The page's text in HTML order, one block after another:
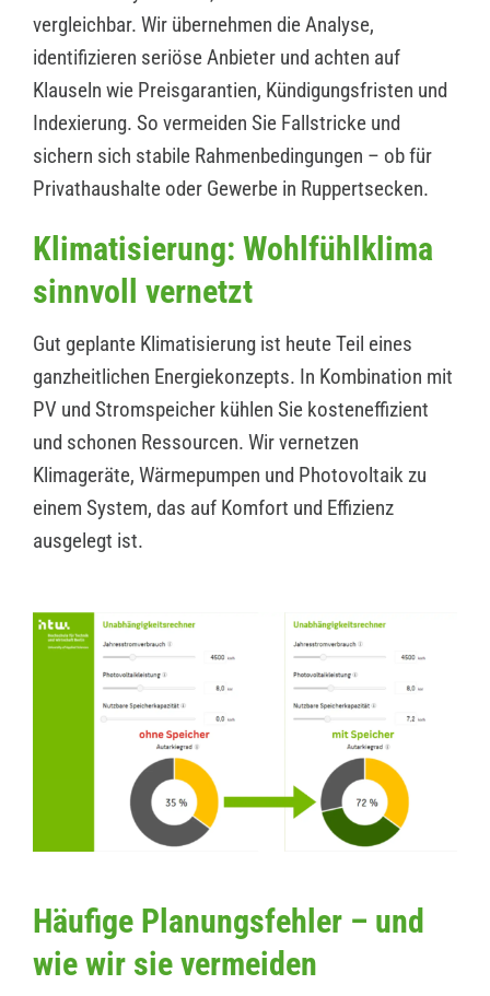
vergleichbar. Wir übernehmen die Analyse,
identifizieren seriöse Anbieter und achten auf
Klauseln wie Preisgarantien, Kündigungsfristen und
Indexierung. So vermeiden Sie Fallstricke und
sichern sich stabile Rahmenbedingungen – ob für
Privathaushalte oder Gewerbe in Ruppertsecken.
Klimatisierung: Wohlfühlklima
sinnvoll vernetzt
Gut geplante Klimatisierung ist heute Teil eines
ganzheitlichen Energiekonzepts. In Kombination mit
PV und Stromspeicher kühlen Sie kosteneffizient
und schonen Ressourcen. Wir vernetzen
Klimageräte, Wärmepumpen und Photovoltaik zu
einem System, das auf Komfort und Effizienz
ausgelegt ist.
Häufige Planungsfehler – und
wie wir sie vermeiden